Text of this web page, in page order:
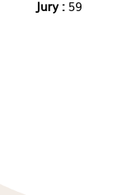
Jury : 59